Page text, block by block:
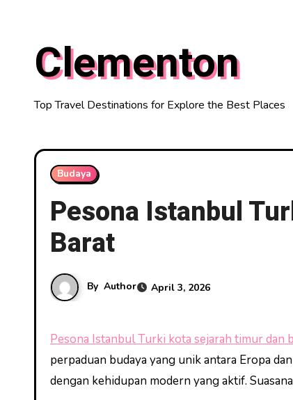
Clementon
Top Travel Destinations for Explore the Best Places
Budaya
Pesona Istanbul
Barat
By Author April 3, 2026
Pesona Istanbul Turki kota sejarah timur dan
perpaduan budaya yang unik antara Eropa
dengan kehidupan modern yang aktif.